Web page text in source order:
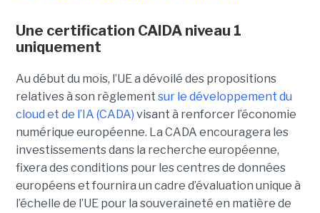
Une certification CAIDA niveau 1
uniquement
Au début du mois, l’UE a dévoilé des propositions
relatives à son règlement sur le développement du
cloud et de l’IA (CADA) visant à renforcer l’économie
numérique européenne. La CADA encouragera les
investissements dans la recherche européenne,
fixera des conditions pour les centres de données
européens et fournira un cadre d’évaluation unique à
l’échelle de l’UE pour la souveraineté en matière de